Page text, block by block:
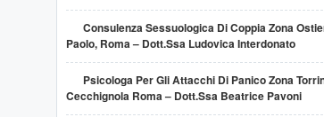
Consulenza Sessuologica Di Coppia Zona
Paolo, Roma – Dott.ssa Ludovica Interdonato
Psicologa Per Gli Attacchi Di Panico Zona
Cecchignola Roma – Dott.ssa Beatrice Pavoni